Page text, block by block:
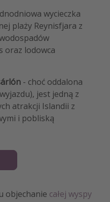
wycieczka
plaży Reynisfjara z
oraz lodowca
- choć oddalona
jest jedną z
atrakcji Islandii z
i pobliską
objechanie całej wyspy